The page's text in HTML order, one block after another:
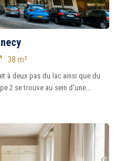
38 m²
à deux pas du lac ainsi que du
2 se trouve au sein d'une...